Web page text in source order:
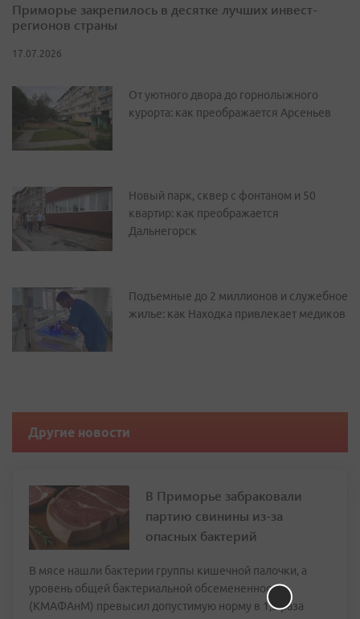
Приморье закрепилось в десятке лучших инвест-
регионов страны
17.07.2026
От уютного двора до горнолыжного
курорта: как преображается Арсеньев
Новый парк, сквер с фонтаном и 50
квартир: как преображается
Дальнегорск
Подъемные до 2 миллионов и служебное
жилье: как Находка привлекает медиков
Другие новости
В Приморье забраковали
партию свинины из-за
опасных бактерий
В мясе нашли бактерии группы кишечной палочки, а
уровень общей бактериальной обсемененности
(КМАФАнМ) превысил допустимую норму в 1,3 раза